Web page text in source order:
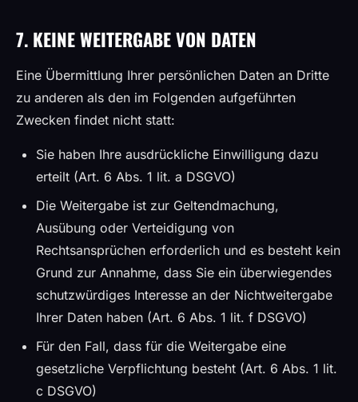
7. KEINE WEITERGABE VON DATEN
Eine Übermittlung Ihrer persönlichen Daten an Dritte
zu anderen als den im Folgenden aufgeführten
Zwecken findet nicht statt:
Sie haben Ihre ausdrückliche Einwilligung dazu
erteilt (Art. 6 Abs. 1 lit. a DSGVO)
Die Weitergabe ist zur Geltendmachung,
Ausübung oder Verteidigung von
Rechtsansprüchen erforderlich und es besteht kein
Grund zur Annahme, dass Sie ein überwiegendes
schutzwürdiges Interesse an der Nichtweitergabe
Ihrer Daten haben (Art. 6 Abs. 1 lit. f DSGVO)
Für den Fall, dass für die Weitergabe eine
gesetzliche Verpflichtung besteht (Art. 6 Abs. 1 lit.
c DSGVO)